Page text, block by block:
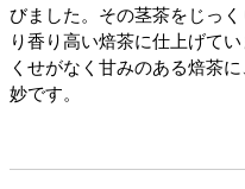
びました。その茎茶をじっ
り香り高い焙茶に仕上げてい
くせがなく甘みのある焙茶
妙です。